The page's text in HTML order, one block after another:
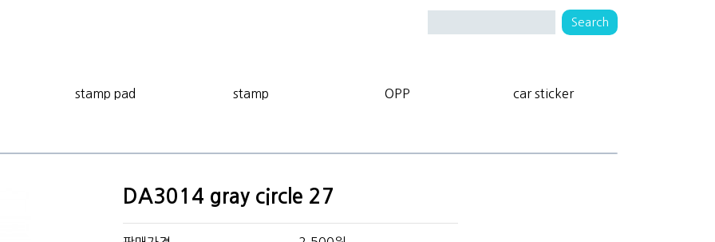
stamp pad stamp OPP car sticker
DA3014 gray circle 27